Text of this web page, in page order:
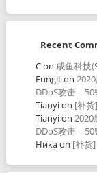
Recent
Con 咸鱼科技
Fungiton
DDoS攻击 –
Tianyion [补货
Tianyion 2020
DDoS攻击 –
Никаon [补货